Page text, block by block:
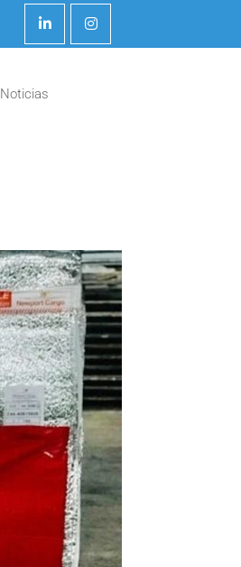
Noticias